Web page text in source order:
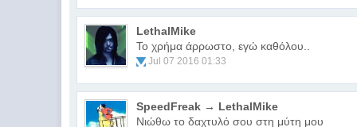
LethalMike
Το χρήμα άρρωστο, εγώ καθόλου..
Jul 07 2016 01:33
SpeedFreak → LethalMike
Nιώθω το δαχτυλό σου στη μύτη μου